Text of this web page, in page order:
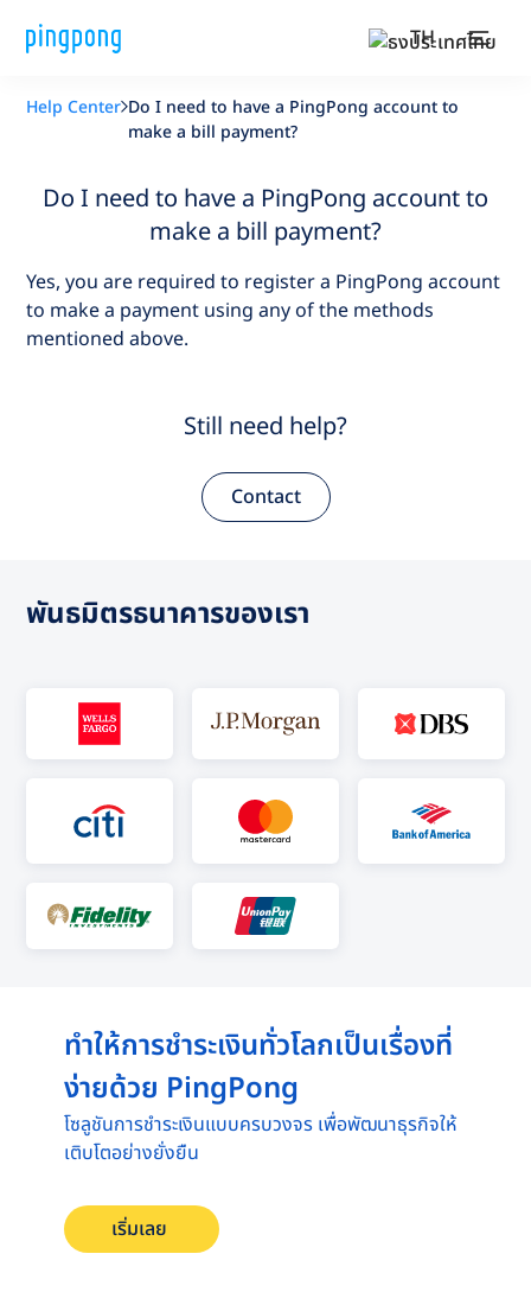
TH
Help Center Do I need to have a PingPong account to
make a bill payment?
Do I need to have a PingPong account to
make a bill payment?
Yes, you are required to register a PingPong account
to make a payment using any of the methods
mentioned above.
Still need help?
Contact
พันธมิตรธนาคารของเรา
ทำให้การชำระเงินทั่วโลกเป็นเรื่องที่
ง่ายด้วย PingPong
โซลูชันการชำระเงินแบบครบวงจร เพื่อพัฒนาธุรกิจให้
เติบโตอย่างยั่งยืน
เริ่มเลย